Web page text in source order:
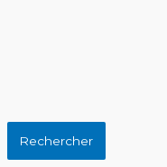
Rechercher